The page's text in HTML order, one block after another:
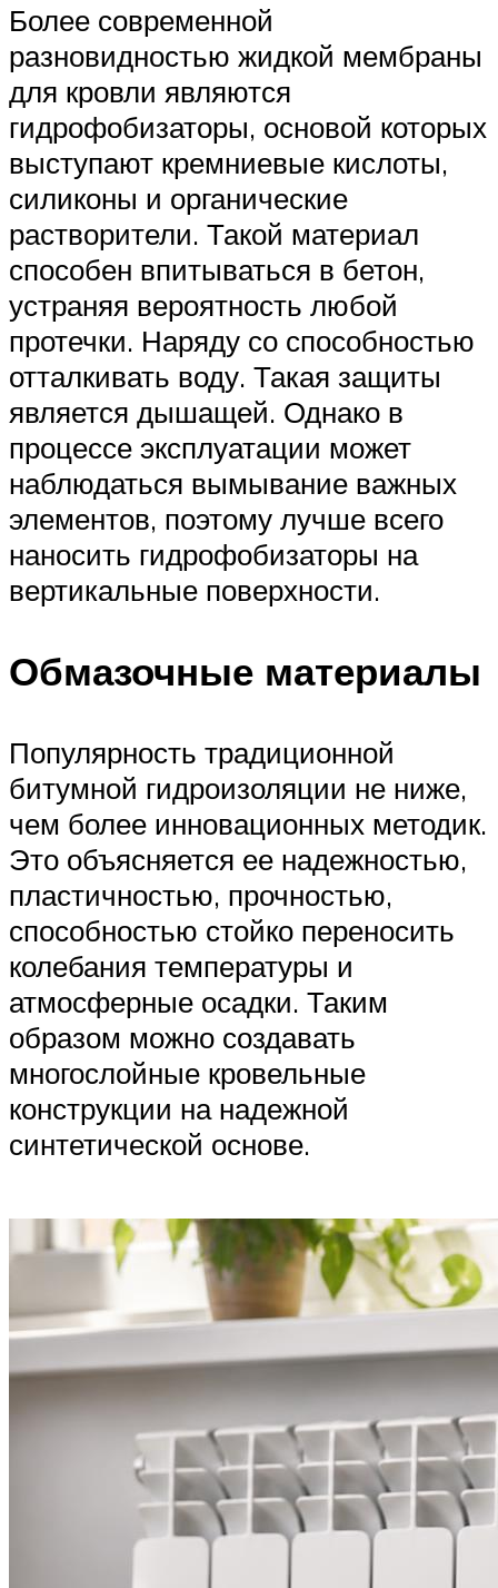
Более современной
разновидностью жидкой мембраны
для кровли являются
гидрофобизаторы, основой которых
выступают кремниевые кислоты,
силиконы и органические
растворители. Такой материал
способен впитываться в бетон,
устраняя вероятность любой
протечки. Наряду со способностью
отталкивать воду. Такая защиты
является дышащей. Однако в
процессе эксплуатации может
наблюдаться вымывание важных
элементов, поэтому лучше всего
наносить гидрофобизаторы на
вертикальные поверхности.
Обмазочные материалы
Популярность традиционной
битумной гидроизоляции не ниже,
чем более инновационных методик.
Это объясняется ее надежностью,
пластичностью, прочностью,
способностью стойко переносить
колебания температуры и
атмосферные осадки. Таким
образом можно создавать
многослойные кровельные
конструкции на надежной
синтетической основе.